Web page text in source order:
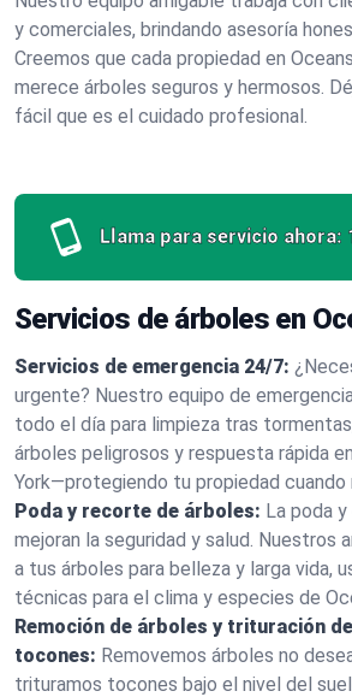
y comerciales, brindando asesoría
Creemos que cada propiedad en
merece árboles seguros y hermosos.
fácil que es el cuidado profesional.
Llama para servicio ahora:
Servicios de árboles en
Servicios de emergencia 24/7:
urgente? Nuestro equipo de
todo el día para limpieza tras
árboles peligrosos y respuesta rápida
York—protegiendo tu propiedad cuando
Poda y recorte de árboles: La poda
mejoran la seguridad y salud. Nuestros
a tus árboles para belleza y larga vida,
técnicas para el clima y especies de
Remoción de árboles y trituración de
tocones: Removemos árboles no
trituramos tocones bajo el nivel del